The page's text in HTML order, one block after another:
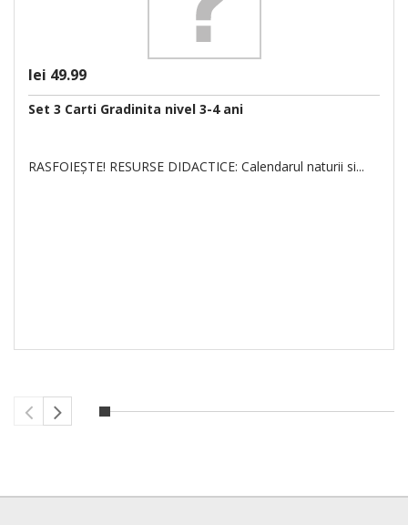
lei 49.99
Set 3 Carti Gradinita nivel 3-4 ani
RASFOIEŞTE! RESURSE DIDACTICE: Calendarul naturii si...